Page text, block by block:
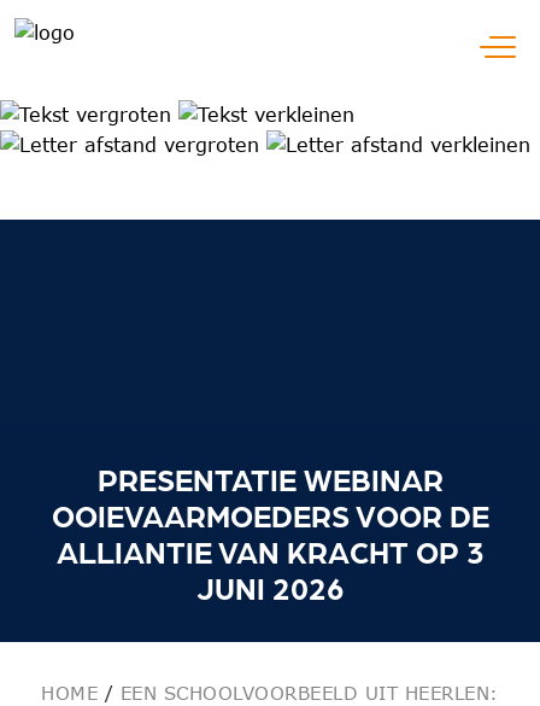
Ga naar hoofdnavigatie
Ga naar inhoud
PRESENTATIE WEBINAR
OOIEVAARMOEDERS VOOR DE
ALLIANTIE VAN KRACHT OP 3
JUNI 2026
HOME / EEN SCHOOLVOORBEELD UIT HEERLEN: